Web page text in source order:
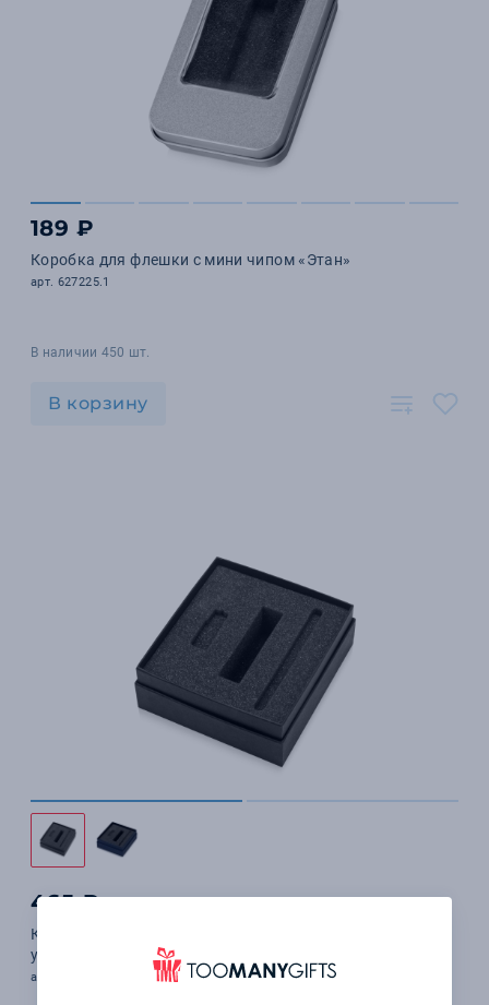
189 ₽
Коробка для флешки с мини чипом «Этан»
арт. 627225.1
В наличии 450 шт.
В корзину
465 ₽
Коробка с ложементом Smooth M для зарядного
устройства, ручки и флешки
арт. 700378